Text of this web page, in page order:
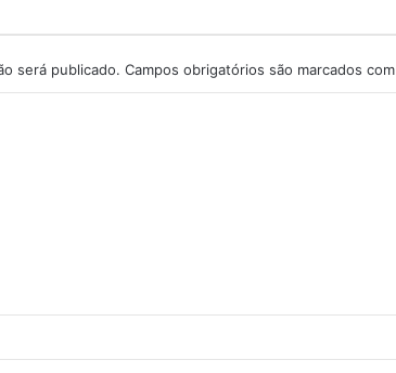
será publicado. Campos obrigatórios são marcados com